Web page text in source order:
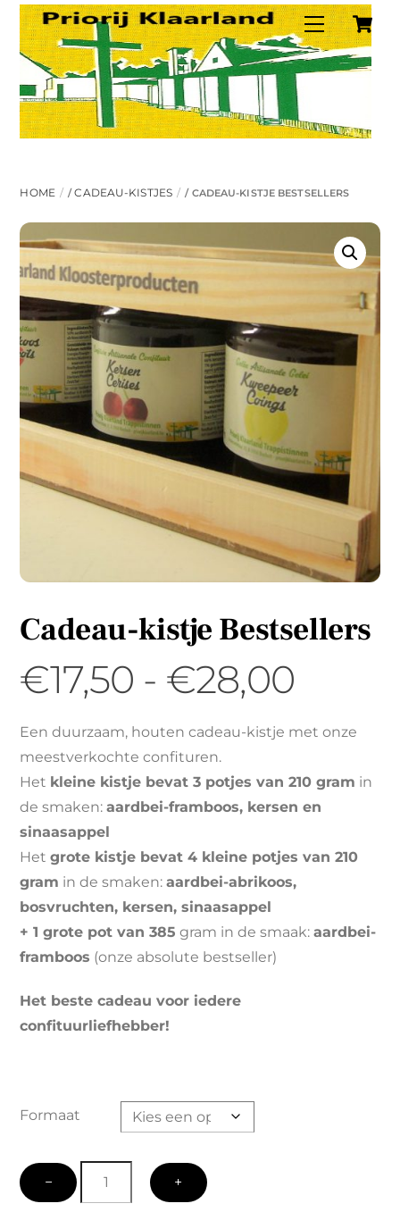
Skip
content
Menu
HOME /CADEAU-KISTJES / CADEAU-KISTJE BESTSELLERS
Cadeau-kistje Bestsellers
€17,50 - €28,00
tot
Een duurzaam, houten cadeau-kistje met onze
meestverkochte confituren.
Het kleine kistje bevat 3 potjes van 210 gram in
de smaken:aardbei-framboos, kersen en
sinaasappel
Hetgrote kistje bevat 4 kleine potjes van 210
gram in de smaken:aardbei-abrikoos,
bosvruchten, kersen, sinaasappel
+1 grote pot van 385 gram in de smaak:aardbei-
framboos (onze absolute bestseller)
Het beste cadeau voor iedere
confituurliefhebber!
Formaat
− +